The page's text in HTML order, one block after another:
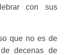
con sus
que no es de
decenas de